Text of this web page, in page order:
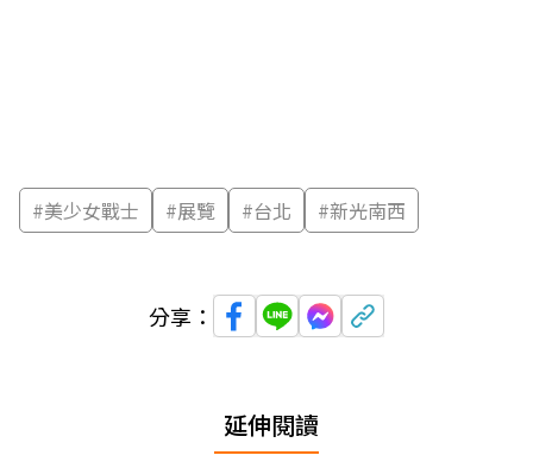
#美少女戰士 #展覽 #台北 #新光南西
分享：
延伸閱讀